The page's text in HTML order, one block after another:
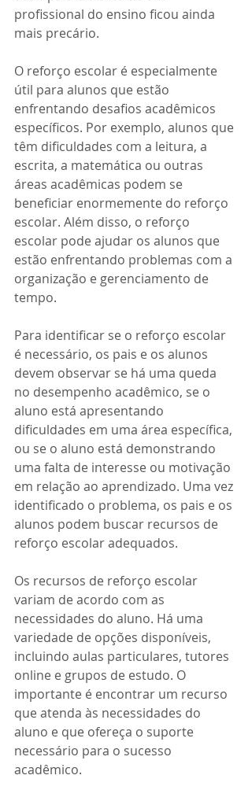
profissional do ensino ficou ainda
mais precário.
O reforço escolar é especialmente
útil para alunos que estão
enfrentando desafios acadêmicos
específicos. Por exemplo, alunos que
têm dificuldades com a leitura, a
escrita, a matemática ou outras
áreas acadêmicas podem se
beneficiar enormemente do reforço
escolar. Além disso, o reforço
escolar pode ajudar os alunos que
estão enfrentando problemas com a
organização e gerenciamento de
tempo.
Para identificar se o reforço escolar
é necessário, os pais e os alunos
devem observar se há uma queda
no desempenho acadêmico, se o
aluno está apresentando
dificuldades em uma área específica,
ou se o aluno está demonstrando
uma falta de interesse ou motivação
em relação ao aprendizado. Uma vez
identificado o problema, os pais e os
alunos podem buscar recursos de
reforço escolar adequados.
Os recursos de reforço escolar
variam de acordo com as
necessidades do aluno. Há uma
variedade de opções disponíveis,
incluindo aulas particulares, tutores
online e grupos de estudo. O
importante é encontrar um recurso
que atenda às necessidades do
aluno e que ofereça o suporte
necessário para o sucesso
acadêmico.